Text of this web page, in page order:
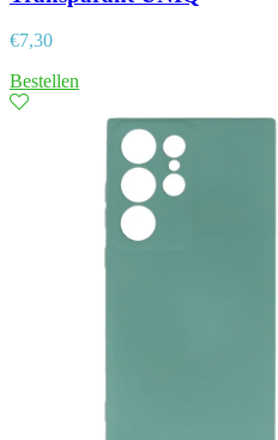
€7,30
Bestellen